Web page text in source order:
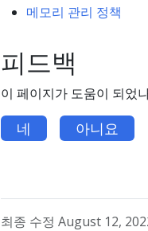
메모리 관리 정책
피드백
이 페이지가 도움이 되었
네 아니요
최종 수정 August 12,